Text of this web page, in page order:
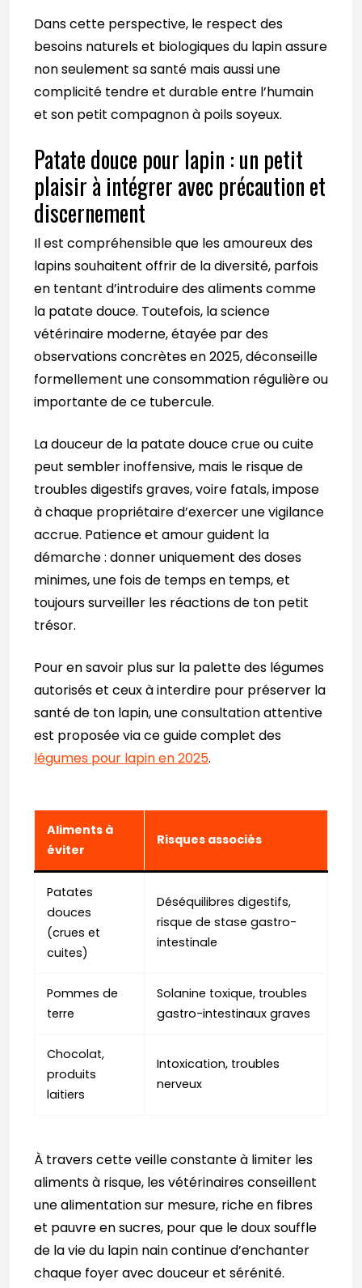
Dans cette perspective, le respect des
besoins naturels et biologiques du lapin assure
non seulement sa santé mais aussi une
complicité tendre et durable entre l’humain
et son petit compagnon à poils soyeux.
Patate douce pour lapin : un petit
plaisir à intégrer avec précaution et
discernement
Il est compréhensible que les amoureux des
lapins souhaitent offrir de la diversité, parfois
en tentant d’introduire des aliments comme
la patate douce. Toutefois, la science
vétérinaire moderne, étayée par des
observations concrètes en 2025, déconseille
formellement une consommation régulière ou
importante de ce tubercule.
La douceur de la patate douce crue ou cuite
peut sembler inoffensive, mais le risque de
troubles digestifs graves, voire fatals, impose
à chaque propriétaire d’exercer une vigilance
accrue. Patience et amour guident la
démarche : donner uniquement des doses
minimes, une fois de temps en temps, et
toujours surveiller les réactions de ton petit
trésor.
Pour en savoir plus sur la palette des légumes
autorisés et ceux à interdire pour préserver la
santé de ton lapin, une consultation attentive
est proposée via ce guide complet des
légumes pour lapin en 2025.
Aliments à
éviter
Risques associés
Patates
douces
(crues et
cuites)
Déséquilibres digestifs,
risque de stase gastro-
intestinale
Pommes de
terre
Solanine toxique, troubles
gastro-intestinaux graves
Chocolat,
produits
laitiers
Intoxication, troubles
nerveux
À travers cette veille constante à limiter les
aliments à risque, les vétérinaires conseillent
une alimentation sur mesure, riche en fibres
et pauvre en sucres, pour que le doux souffle
de la vie du lapin nain continue d’enchanter
chaque foyer avec douceur et sérénité.